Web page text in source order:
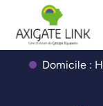
Domicile :